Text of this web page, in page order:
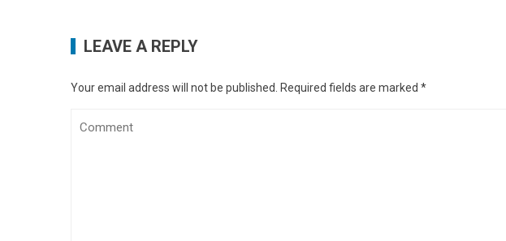
LEAVE A REPLY
Your email address will not be published. Required fields are marked *